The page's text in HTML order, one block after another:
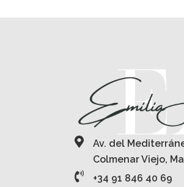
Av. del
Colmenar Viejo,
+34 91 846 40 69